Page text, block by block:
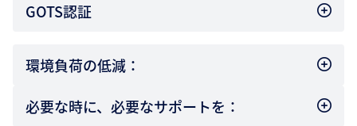
GOTS認証
環境負荷の低減：
必要な時に、必要なサポートを：